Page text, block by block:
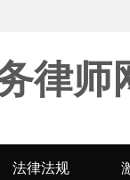
律师
法律法规